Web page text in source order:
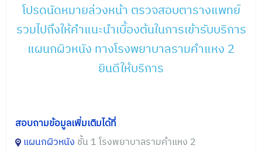
โปรดนัดหมายล่วงหน้า ตรวจสอบตารางแพทย์
รวมไปถึงให้คำแนะนำเบื้องต้นในการเข้ารับบริการ
แผนกผิวหนัง ทางโรงพยาบาลรามคำแหง 2
ยินดีให้บริการ
สอบถามข้อมูลเพิ่มเติมได้ที่
แผนกผิวหนัง ชั้น 1 โรงพยาบาลรามคำแหง 2